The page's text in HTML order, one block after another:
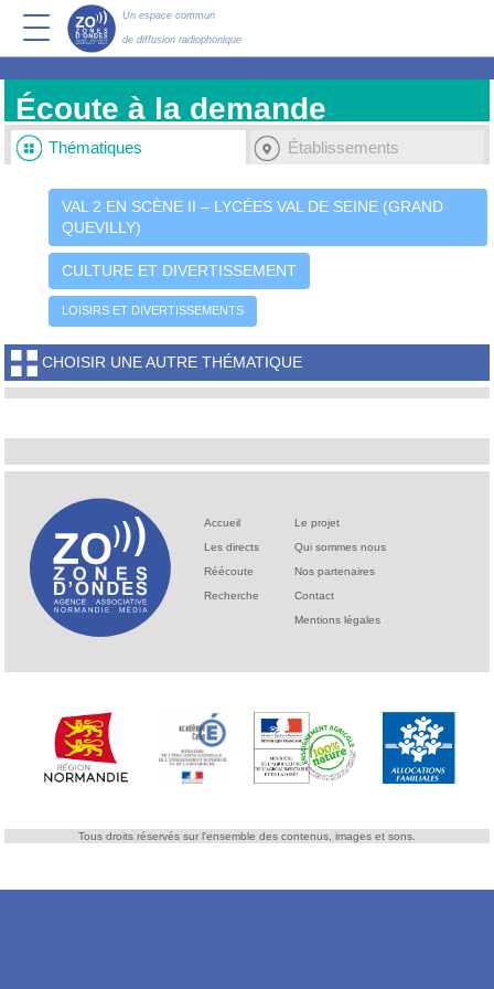
Un espace commun
de diffusion radiophonique
Écoute à la demande
Thématiques Établissements
VAL 2 EN SCÈNE II – LYCÉES VAL DE SEINE (GRAND
QUEVILLY)
CULTURE ET DIVERTISSEMENT
LOISIRS ET DIVERTISSEMENTS
CHOISIR UNE AUTRE THÉMATIQUE
Accueil
Les directs
Réécoute
Recherche
Le projet
Qui sommes nous
Nos partenaires
Contact
Mentions légales
Tous droits réservés sur l'ensemble des contenus, images et sons.